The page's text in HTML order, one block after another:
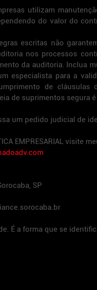
utilizam
do valor do
escritas não
nos processos
da auditoria. Inclua
especialista para a
de cláusulas
de suprimentos segura
um pedido judicial de
EMPRESARIAL visite
SP
É a forma que se